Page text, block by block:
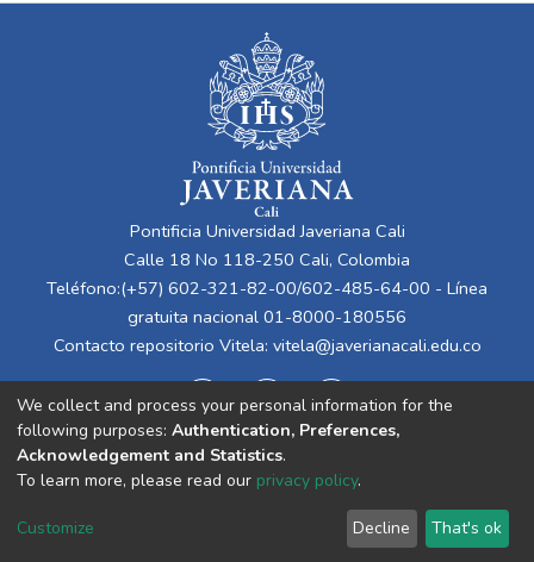
Pontificia Universidad Javeriana Cali
Calle 18 No 118-250 Cali, Colombia
Teléfono:(+57) 602-321-82-00/602-485-64-00 - Línea
gratuita nacional 01-8000-180556
Contacto repositorio Vitela: vitela@javerianacali.edu.co
Cookie
End User
Agreement
Send
Feedback
We collect and process your personal information for the
following purposes: Authentication, Preferences,
Acknowledgement and Statistics.
To learn more, please read our privacy policy.
Customize Decline That's ok